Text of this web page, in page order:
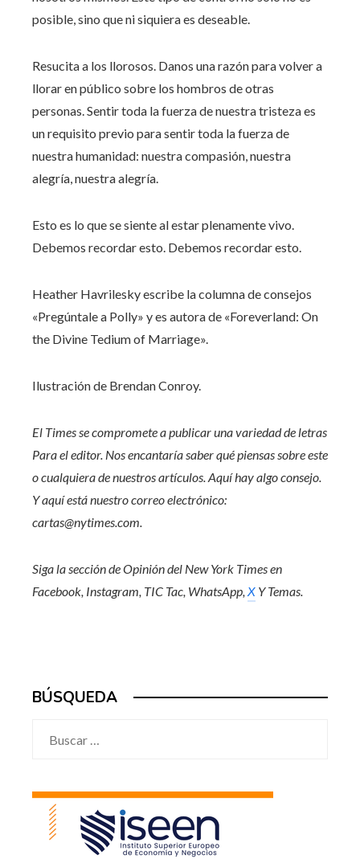
posible, sino que ni siquiera es deseable.
Resucita a los llorosos. Danos una razón para volver a
llorar en público sobre los hombros de otras
personas. Sentir toda la fuerza de nuestra tristeza es
un requisito previo para sentir toda la fuerza de
nuestra humanidad: nuestra compasión, nuestra
alegría, nuestra alegría.
Esto es lo que se siente al estar plenamente vivo.
Debemos recordar esto. Debemos recordar esto.
Heather Havrilesky escribe la columna de consejos
«Pregúntale a Polly» y es autora de «Foreverland: On
the Divine Tedium of Marriage».
Ilustración de Brendan Conroy.
El Times se compromete a publicaruna variedad de letras
Para el editor. Nos encantaría saber qué piensas sobre este
o cualquiera de nuestros artículos. Aquí hay algoconsejo.
Y aquí está nuestro correo electrónico:
cartas@nytimes.com.
Siga la sección de Opinión del New York Times en
Facebook, Instagram, TIC Tac, WhatsApp, X YTemas.
BÚSQUEDA